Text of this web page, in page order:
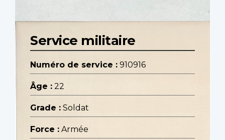
Service militaire
Numéro de service : 910916
Âge : 22
Grade : Soldat
Force : Armée